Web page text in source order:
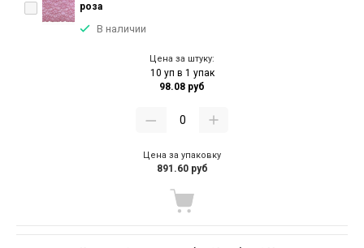
роза
В наличии
Цена за штуку:
10 уп в 1 упак
98.08 руб
Цена за упаковку
891.60 руб